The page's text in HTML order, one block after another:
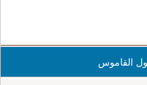
القاموس